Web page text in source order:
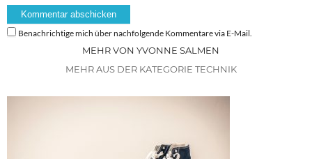
Benachrichtige mich über nachfolgende Kommentare via E-Mail.
MEHR VON YVONNE SALMEN
MEHR AUS DER KATEGORIE TECHNIK